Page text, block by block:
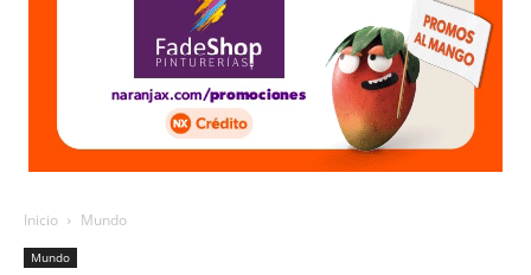
Inicio Mundo
Mundo